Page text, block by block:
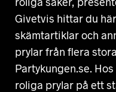
Givetvis hittar du
skämtartiklar och
prylar från flera
Partykungen.se.
roliga prylar på ett